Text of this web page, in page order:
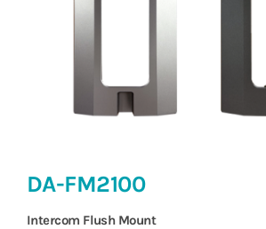
DA-FM2100
Intercom Flush Mount